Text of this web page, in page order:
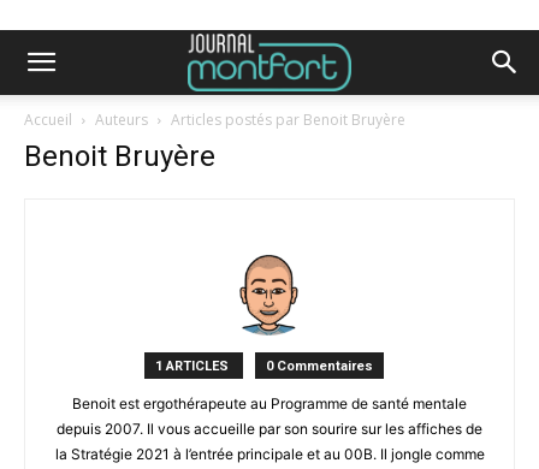
Accueil Auteurs Articles postés par Benoit Bruyère
Benoit Bruyère
1 ARTICLES 0 Commentaires
Benoit est ergothérapeute au Programme de santé mentale
depuis 2007. Il vous accueille par son sourire sur les affiches de
la Stratégie 2021 à l’entrée principale et au 00B. Il jongle comme